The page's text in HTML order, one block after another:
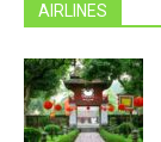
AIRLINES